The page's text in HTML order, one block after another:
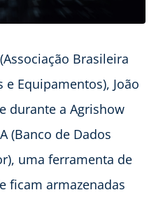
Brasileira
Equipamentos), João
durante a Agrishow
(Banco de Dados
uma ferramenta de
ficam armazenadas